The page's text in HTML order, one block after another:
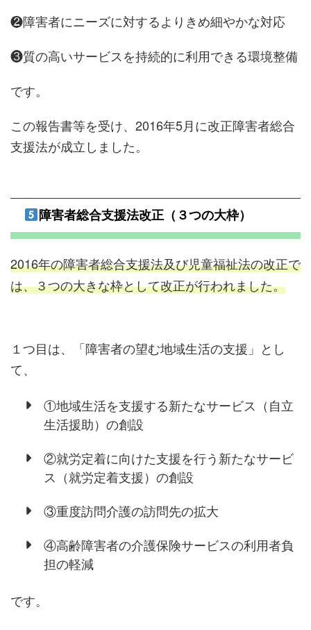
❷障害者にニーズに対するよりきめ細やかな対応
❸質の高いサービスを持続的に利用できる環境整備
です。
この報告書等を受け、2016年5月に改正障害者総合
支援法が成立しました。
障害者総合支援法改正（３つの大枠）
2016年の障害者総合支援法及び児童福祉法の改正で
は、３つの大きな枠として改正が行われました。
１つ目は、「障害者の望む地域生活の支援」とし
て、
①地域生活を支援する新たなサービス（自立
生活援助）の創設
②就労定着に向けた支援を行う新たなサービ
ス（就労定着支援）の創設
③重度訪問介護の訪問先の拡大
④高齢障害者の介護保険サービスの利用者負
担の軽減
です。